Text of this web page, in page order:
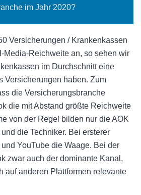
im Jahr 2020?
Versicherungen / Krankenkassen
Media-Reichweite an, so sehen wir
im Durchschnitt eine
Versicherungen haben. Zum
die Versicherungsbranche
die mit Abstand größte Reichweite
von der Regel bilden nur die AOK
die Techniker. Bei ersterer
YouTube die Waage. Bei der
zwar auch der dominante Kanal,
auf anderen Plattformen relevante